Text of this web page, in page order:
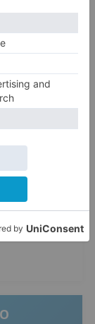
nuevo
CF para la
2026/27
que Álex
operado con
de su rodilla
la Sierra con
y marihuana